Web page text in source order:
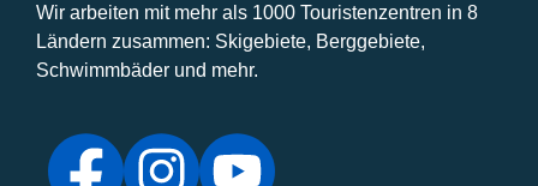
Wir arbeiten mit mehr als 1000 Touristenzentren in 8
Ländern zusammen: Skigebiete, Berggebiete,
Schwimmbäder und mehr.